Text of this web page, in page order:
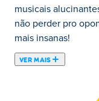
musicais
não perder pro
mais insanas!
VER MAIS